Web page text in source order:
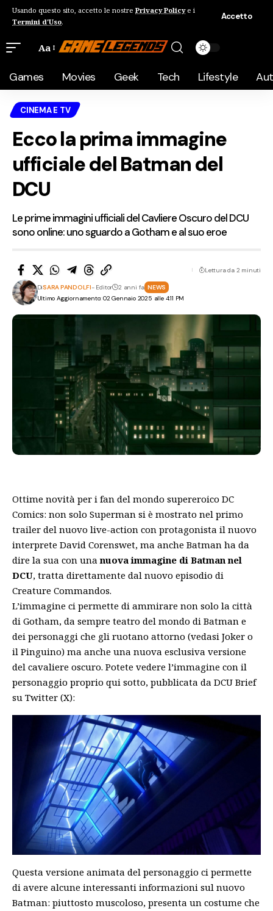
Usando questo sito, accetto le nostre Privacy Policye i
Termini d'Uso.
Accetto
Aa
Games Movies Geek Tech Lifestyle
CINEMA E TV
Ecco la prima immagine
ufficiale del Batman del
DCU
Le prime immagini ufficiali del Cavliere Oscuro del DCU
sono online: uno sguardo a Gotham e al suo eroe
Ultimo Aggiornamento: 02 Gennaio 2025 alle 4:11 PM
DiSARA PANDOLFI- Editor 2 anni fa NEWS
Lettura da 2 minuti
Ottime novità per i fan del mondo supereroico DC
Comics: non solo Superman si è mostrato nel primo
trailer del nuovo live-action con protagonista il nuovo
interprete David Corenswet, ma anche Batman ha da
dire la sua con una nuova immagine di Batman nel
DCU, tratta direttamente dal nuovo episodio di
Creature Commandos.
L’immagine ci permette di ammirare non solo la città
di Gotham, da sempre teatro del mondo di Batman e
dei personaggi che gli ruotano attorno (vedasi Joker o
il Pinguino) ma anche una nuova esclusiva versione
del cavaliere oscuro. Potete vedere l’immagine con il
personaggio proprio qui sotto, pubblicata da DCU Brief
su Twitter (X):
Questa versione animata del personaggio ci permette
di avere alcune interessanti informazioni sul nuovo
Batman: piuttosto muscoloso, presenta un costume che